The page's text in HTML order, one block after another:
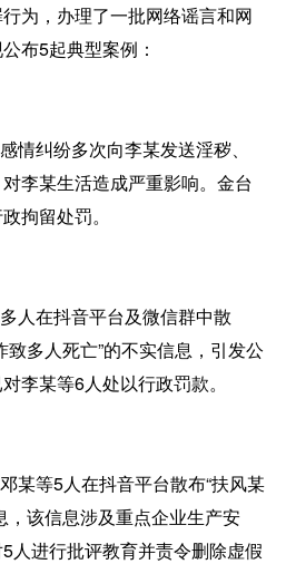
为，办理了一批网络谣言和网
布5起典型案例：
纠纷多次向李某发送淫秽、
李某生活造成严重影响。金台
拘留处罚。
在抖音平台及微信群中散
致多人死亡”的不实信息，引发公
李某等6人处以行政罚款。
等5人在抖音平台散布“扶风某
，该信息涉及重点企业生产安
人进行批评教育并责令删除虚假